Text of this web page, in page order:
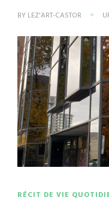
BY LEZ'ART-CASTOR
RÉCIT DE VIE